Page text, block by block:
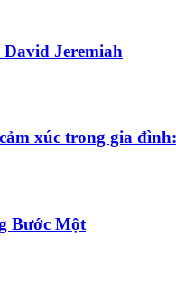
David Jeremiah
xúc trong gia
Bước Một